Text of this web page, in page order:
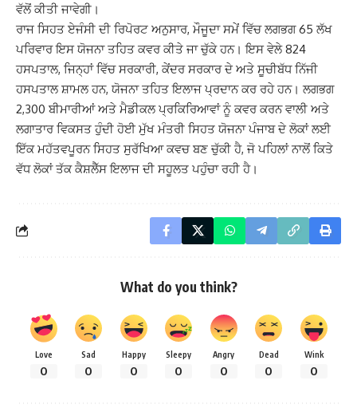
ਵੱਲੋਂ ਕੀਤੀ ਜਾਵੇਗੀ।
ਰਾਜ ਸਿਹਤ ਏਜੰਸੀ ਦੀ ਰਿਪੋਰਟ ਅਨੁਸਾਰ, ਮੌਜੂਦਾ ਸਮੇਂ ਵਿੱਚ ਲਗਭਗ 65 ਲੱਖ
ਪਰਿਵਾਰ ਇਸ ਯੋਜਨਾ ਤਹਿਤ ਕਵਰ ਕੀਤੇ ਜਾ ਚੁੱਕੇ ਹਨ। ਇਸ ਵੇਲੇ 824
ਹਸਪਤਾਲ, ਜਿਨ੍ਹਾਂ ਵਿੱਚ ਸਰਕਾਰੀ, ਕੇਂਦਰ ਸਰਕਾਰ ਦੇ ਅਤੇ ਸੂਚੀਬੱਧ ਨਿੱਜੀ
ਹਸਪਤਾਲ ਸ਼ਾਮਲ ਹਨ, ਯੋਜਨਾ ਤਹਿਤ ਇਲਾਜ ਪ੍ਰਦਾਨ ਕਰ ਰਹੇ ਹਨ। ਲਗਭਗ
2,300 ਬੀਮਾਰੀਆਂ ਅਤੇ ਮੈਡੀਕਲ ਪ੍ਰਕਿਰਿਆਵਾਂ ਨੂੰ ਕਵਰ ਕਰਨ ਵਾਲੀ ਅਤੇ
ਲਗਾਤਾਰ ਵਿਕਸਤ ਹੁੰਦੀ ਹੋਈ ਮੁੱਖ ਮੰਤਰੀ ਸਿਹਤ ਯੋਜਨਾ ਪੰਜਾਬ ਦੇ ਲੋਕਾਂ ਲਈ
ਇੱਕ ਮਹੱਤਵਪੂਰਨ ਸਿਹਤ ਸੁਰੱਖਿਆ ਕਵਚ ਬਣ ਚੁੱਕੀ ਹੈ, ਜੋ ਪਹਿਲਾਂ ਨਾਲੋਂ ਕਿਤੇ
ਵੱਧ ਲੋਕਾਂ ਤੱਕ ਕੈਸ਼ਲੈੱਸ ਇਲਾਜ ਦੀ ਸਹੂਲਤ ਪਹੁੰਚਾ ਰਹੀ ਹੈ।
What do you think?
Love
0
Sad
0
Happy
0
Sleepy
0
Angry
0
Dead
0
Wink
0